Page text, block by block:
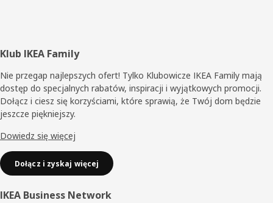
Stopka
Klub IKEA Family
Nie przegap najlepszych ofert! Tylko Klubowicze IKEA Family mają
dostęp do specjalnych rabatów, inspiracji i wyjątkowych promocji.
Dołącz i ciesz się korzyściami, które sprawią, że Twój dom będzie
jeszcze piękniejszy.
Dowiedz się więcej
Dołącz i zyskaj więcej
IKEA Business Network